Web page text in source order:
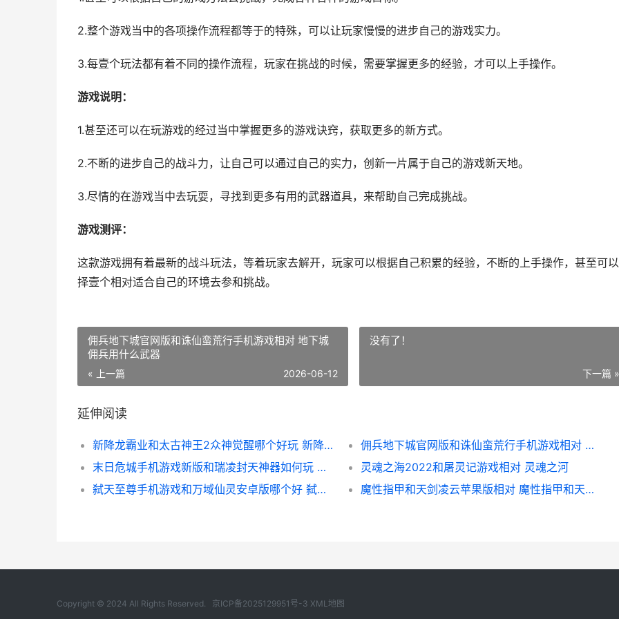
2.整个游戏当中的各项操作流程都等于的特殊，可以让玩家慢慢的进步自己的游戏实力。
3.每壹个玩法都有着不同的操作流程，玩家在挑战的时候，需要掌握更多的经验，才可以上手操作。
游戏说明：
1.甚至还可以在玩游戏的经过当中掌握更多的游戏诀窍，获取更多的新方式。
2.不断的进步自己的战斗力，让自己可以通过自己的实力，创新一片属于自己的游戏新天地。
3.尽情的在游戏当中去玩耍，寻找到更多有用的武器道具，来帮助自己完成挑战。
游戏测评：
这款游戏拥有着最新的战斗玩法，等着玩家去解开，玩家可以根据自己积累的经验，不断的上手操作，甚至可
择壹个相对适合自己的环境去参和挑战。
佣兵地下城官网版和诛仙蛮荒行手机游戏相对 地下城
佣兵用什么武器
« 上一篇 2026-06-12
没有了！
下一篇 »
延伸阅读
新降龙霸业和太古神王2众神觉醒哪个好玩 新降龙霸业和太子哪个好
佣兵地下城官网版和诛仙蛮荒行手机游戏相对 地下城佣兵用什么武器
末日危城手机游戏新版和瑞凌封天神器如何玩 末日危城下载安装
灵魂之海2022和屠灵记游戏相对 灵魂之河
弑天至尊手机游戏和万域仙灵安卓版哪个好 弑天至尊手机游戏怎么玩
魔性指甲和天剑凌云苹果版相对 魔性指甲和天剑指甲区别
Copyright © 2024 All Rights Reserved. 京ICP备2025129951号-3 XML地图